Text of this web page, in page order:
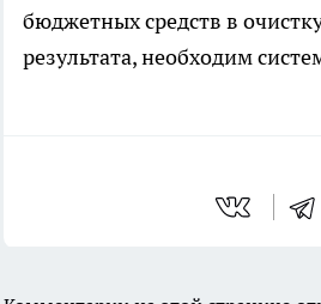
бюджетных средств в
результата, необходим